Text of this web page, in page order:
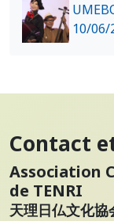
10/06/
Contact
Association
de TENRI
天理日仏文化協